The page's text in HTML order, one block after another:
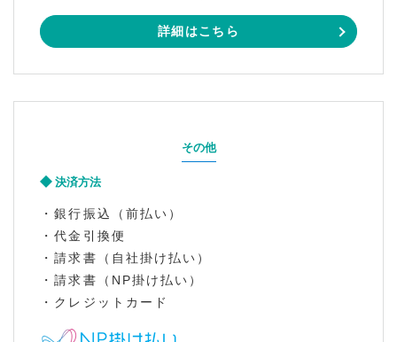
詳細はこちら
その他
決済方法
・銀行振込（前払い）
・代金引換便
・請求書（自社掛け払い）
・請求書（NP掛け払い）
・クレジットカード